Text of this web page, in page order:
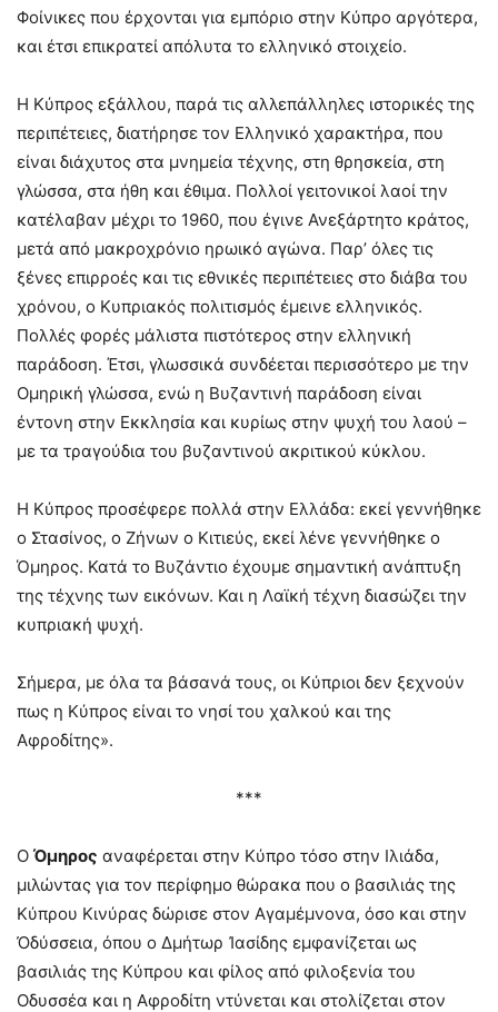
Φοίνικες που έρχονται για εμπόριο στην Κύπρο αργότερα,
και έτσι επικρατεί απόλυτα το ελληνικό στοιχείο.
Η Κύπρος εξάλλου, παρά τις αλλεπάλληλες ιστορικές της
περιπέτειες, διατήρησε τον Ελληνικό χαρακτήρα, που
είναι διάχυτος στα μνημεία τέχνης, στη θρησκεία, στη
γλώσσα, στα ήθη και έθιμα. Πολλοί γειτονικοί λαοί την
κατέλαβαν μέχρι το 1960, που έγινε Ανεξάρτητο κράτος,
μετά από μακροχρόνιο ηρωικό αγώνα. Παρ’ όλες τις
ξένες επιρροές και τις εθνικές περιπέτειες στο διάβα του
χρόνου, ο Κυπριακός πολιτισμός έμεινε ελληνικός.
Πολλές φορές μάλιστα πιστότερος στην ελληνική
παράδοση. Έτσι, γλωσσικά συνδέεται περισσότερο με την
Ομηρική γλώσσα, ενώ η Βυζαντινή παράδοση είναι
έντονη στην Εκκλησία και κυρίως στην ψυχή του λαού –
με τα τραγούδια του βυζαντινού ακριτικού κύκλου.
Η Κύπρος προσέφερε πολλά στην Ελλάδα: εκεί γεννήθηκε
ο Στασίνος, ο Ζήνων ο Κιτιεύς, εκεί λένε γεννήθηκε ο
Όμηρος. Κατά το Βυζάντιο έχουμε σημαντική ανάπτυξη
της τέχνης των εικόνων. Και η Λαϊκή τέχνη διασώζει την
κυπριακή ψυχή.
Σήμερα, με όλα τα βάσανά τους, οι Κύπριοι δεν ξεχνούν
πως η Κύπρος είναι το νησί του χαλκού και της
Αφροδίτης».
***
Ο Όμηρος αναφέρεται στην Κύπρο τόσο στην Ιλιάδα,
μιλώντας για τον περίφημο θώρακα που ο βασιλιάς της
Κύπρου Κινύρας δώρισε στον Αγαμέμνονα, όσο και στην
Ὀδύσσεια, όπου ο Δμήτωρ Ἰασίδης εμφανίζεται ως
βασιλιάς της Κύπρου και φίλος από φιλοξενία του
Οδυσσέα και η Αφροδίτη ντύνεται και στολίζεται στον